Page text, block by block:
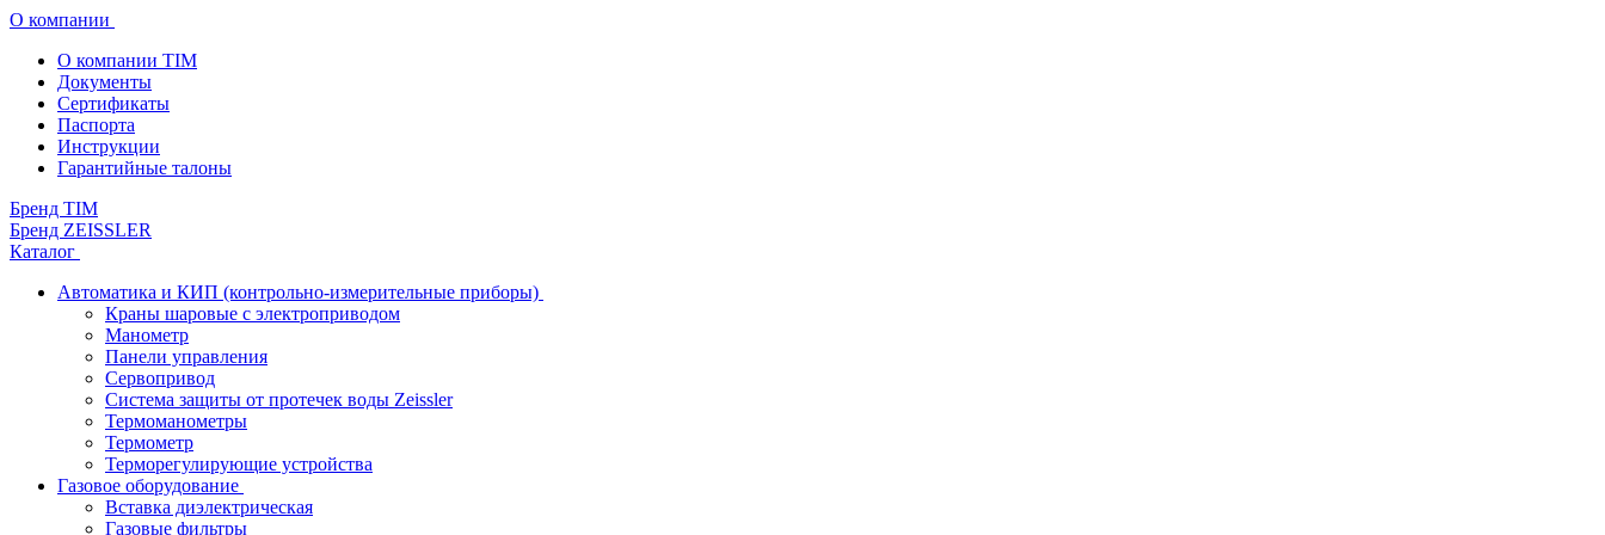
О компании
О компании TIM
Документы
Сертификаты
Паспорта
Инструкции
Гарантийные талоны
Бренд TIM
Бренд ZEISSLER
Каталог
Автоматика и КИП (контрольно-измерительные приборы)
Краны шаровые с электроприводом
Манометр
Панели управления
Сервопривод
Система защиты от протечек воды Zeissler
Термоманометры
Термометр
Терморегулирующие устройства
Газовое оборудование
Вставка диэлектрическая
Газовые фильтры